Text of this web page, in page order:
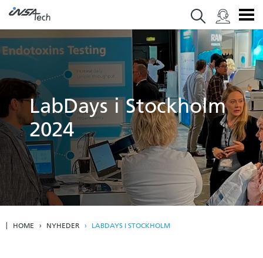
LabDays i Stockholm
2024
HOME NYHEDER LABDAYS I STOCKHOLM